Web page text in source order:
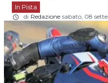
In Pista
di Redazione sabato, 08